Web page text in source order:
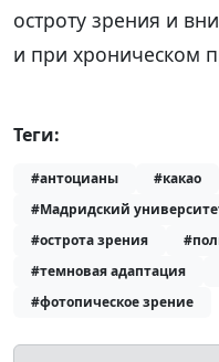
остроту зрения и
и при хроническом
Теги:
#антоцианы
#какао
#Мадридский
#острота зрения
#темновая адаптация
#фотопическое зрение